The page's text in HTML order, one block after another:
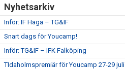
Nyhetsarkiv
Inför: IF Haga – TG&IF
Snart dags för Youcamp!
Inför: TG&IF – IFK Falköping
TIdaholmspremiär för Youcamp 27-29 juli